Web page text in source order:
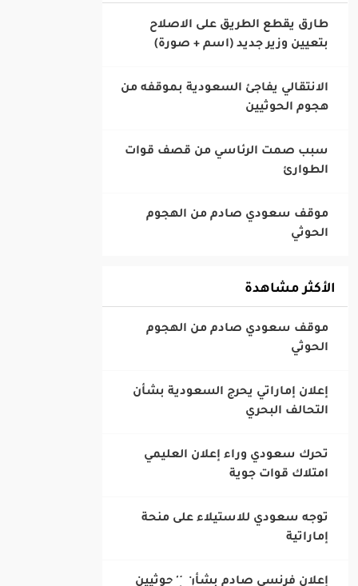
‎طارق يقطع الطريق على الاصلاح
بتعيين وزير جديد (اسم + صورة)
‎الانتقالي يفاجئ السعودية بموقفه من
هجوم الحوثيين
‎سبب صمت الرئاسي من قصف قوات
الطوارئ
‎موقف سعودي صادم من الهجوم
الحوثي
الأكثر مشاهدة
‎موقف سعودي صادم من الهجوم
الحوثي
‎إعلان إماراتي يحرج السعودية بشأن
التحالف البحري
‎تحرك سعودي وراء إعلان العليمي
امتلاك قوات جوية
‎توجه سعودي للاستيلاء على منحة
إماراتية